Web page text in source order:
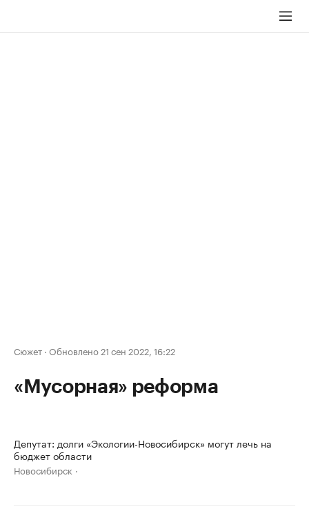
Сюжет · Обновлено 21 сен 2022, 16:22
«Мусорная» реформа
Депутат: долги «Экологии-Новосибирск» могут лечь на
бюджет области
Новосибирск